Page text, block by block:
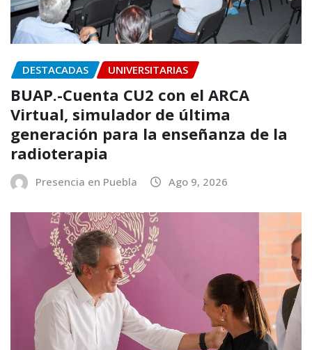
DESTACADAS UNIVERSITARIAS
BUAP.-Cuenta CU2 con el ARCA
Virtual, simulador de última
generación para la enseñanza de la
radioterapia
Presencia en Puebla Ago 9, 2026